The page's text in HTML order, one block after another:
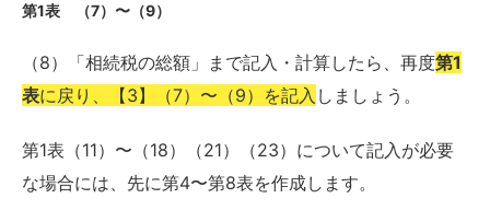
第1表 （7）〜（9）
（8）「相続税の総額」まで記入・計算したら、再度第1
表に戻り、【3】（7）〜（9）を記入 しましょう。
第1表（11）〜（18）（21）（23）について記入が必要
な場合には、先に第4〜第8表を作成します。